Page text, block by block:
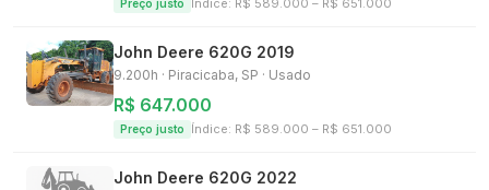
Preço justo Índice: R$ 589.000 – R$ 651.000
John Deere 620G 2019
9.200h · Piracicaba, SP · Usado
R$ 647.000
Preço justo Índice: R$ 589.000 – R$ 651.000
John Deere 620G 2022